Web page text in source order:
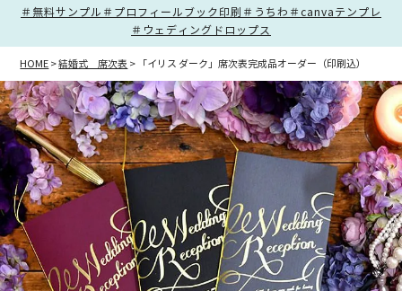
＃無料サンプル ＃プロフィールブック印刷 ＃うちわ ＃canvaテンプレ
＃ウェディングドロップス
HOME 結婚式 席次表 「イリス ダーク」席次表完成品オーダー（印刷込）